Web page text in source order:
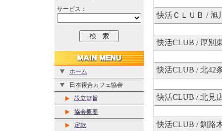
サービス：
ホーム
日本複合カフェ協会
設立趣旨
協会概要
定款
快活ＣＬＵＢ / 旭
快活CLUB / 厚別
快活CLUB / 北42
快活CLUB / 北見
快活CLUB / 釧路